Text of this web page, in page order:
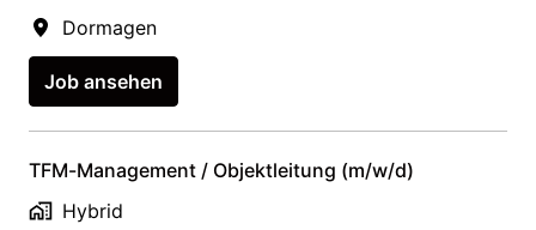
Dormagen
Job ansehen
TFM-Management / Objektleitung (m/w/d)
Hybrid